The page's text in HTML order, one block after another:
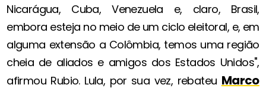
Nicarágua, Cuba, Venezuela e, claro, Brasil,
embora esteja no meio de um ciclo eleitoral, e, em
alguma extensão a Colômbia, temos uma região
cheia de aliados e amigos dos Estados Unidos",
afirmou Rubio. Lula, por sua vez, rebateu Marco